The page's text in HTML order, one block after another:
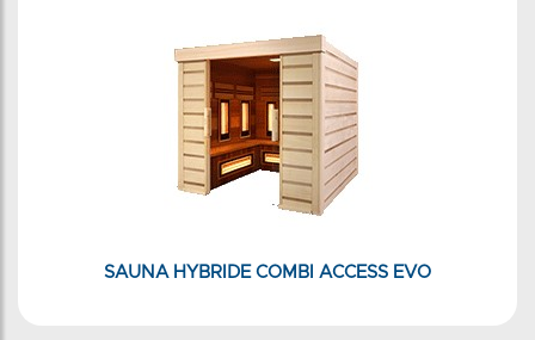
SAUNA HYBRIDE COMBI ACCESS EVO